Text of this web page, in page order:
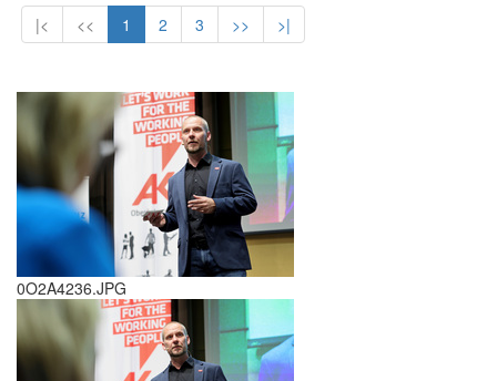
|< << 1 2 3 >> >|
0O2A4236.JPG